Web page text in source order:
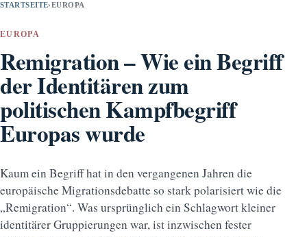
STARTSEITE›EUROPA
EUROPA
Remigration – Wie ein Begriff
der Identitären zum
politischen Kampfbegriff
Europas wurde
Kaum ein Begriff hat in den vergangenen Jahren die
europäische Migrationsdebatte so stark polarisiert wie die
„Remigration“. Was ursprünglich ein Schlagwort kleiner
identitärer Gruppierungen war, ist inzwischen fester